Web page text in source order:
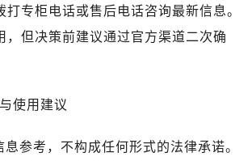
湖北省荆门市东宝中天街步行街售后服务中心（需提前预约）
湖北省荆州市荆州区荆中路售后服务中心（需提前预约）
湖北省孝感市孝南区复兴大道售后服务中心（需提前预约）
打专柜电话或售后电话咨询最新信息。
，但决策前建议通过官方渠道二次确
使用建议
参考，不构成任何形式的法律承诺。